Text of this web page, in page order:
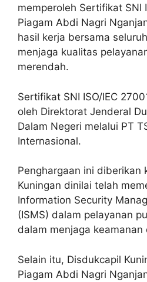
memperoleh Sertifikat SNI
Piagam Abdi Nagri
hasil kerja bersama
menjaga kualitas
merendah.
Sertifikat SNI ISO/IEC
oleh Direktorat Jenderal
Dalam Negeri melalui PT
Internasional.
Penghargaan ini diberikan
Kuningan dinilai telah
Information Security
(ISMS) dalam pelayanan
dalam menjaga
Selain itu, Disdukcapil
Piagam Abdi Nagri